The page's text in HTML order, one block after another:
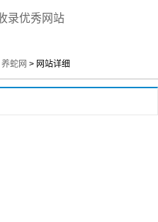
录优秀网站
养蛇网 > 网站详细